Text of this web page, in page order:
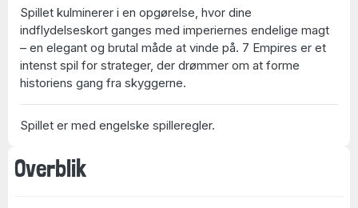
Overblik
Spillet kulminerer i en opgørelse, hvor dine
indflydelseskort ganges med imperiernes endelige magt
– en elegant og brutal måde at vinde på. 7 Empires er et
intenst spil for strateger, der drømmer om at forme
historiens gang fra skyggerne.
Spillet er med engelske spilleregler.